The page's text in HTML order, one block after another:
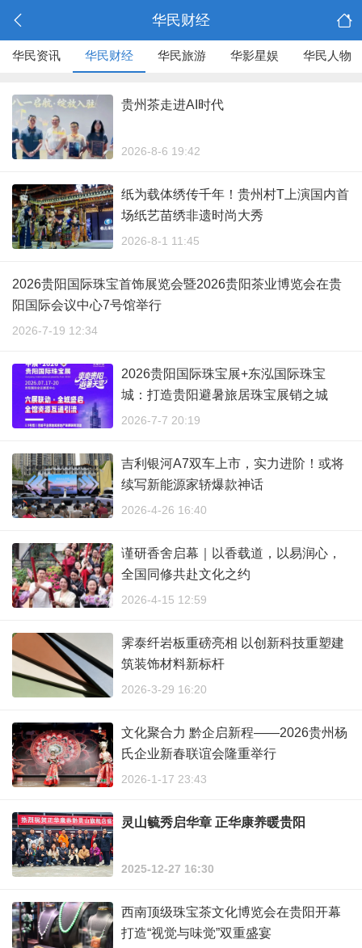
华民财经
华民资讯 华民财经 华民旅游 华影星娱 华民人物
贵州茶走进AI时代
2026-8-6 19:42
纸为载体绣传千年！贵州村T上演国内首
场纸艺苗绣非遗时尚大秀
2026-8-1 11:45
2026贵阳国际珠宝首饰展览会暨2026贵阳茶业博览会在贵
阳国际会议中心7号馆举行
2026-7-19 12:34
2026贵阳国际珠宝展+东泓国际珠宝
城：打造贵阳避暑旅居珠宝展销之城
2026-7-7 20:19
吉利银河A7双车上市，实力进阶！或将
续写新能源家轿爆款神话
2026-4-26 16:40
谨研香舍启幕｜以香载道，以易润心，
全国同修共赴文化之约
2026-4-15 12:59
霁泰纤岩板重磅亮相 以创新科技重塑建
筑装饰材料新标杆
2026-3-29 16:20
文化聚合力 黔企启新程——2026贵州杨
氏企业新春联谊会隆重举行
2026-1-17 23:43
灵山毓秀启华章 正华康养暖贵阳
2025-12-27 16:30
西南顶级珠宝茶文化博览会在贵阳开幕
打造“视觉与味觉”双重盛宴